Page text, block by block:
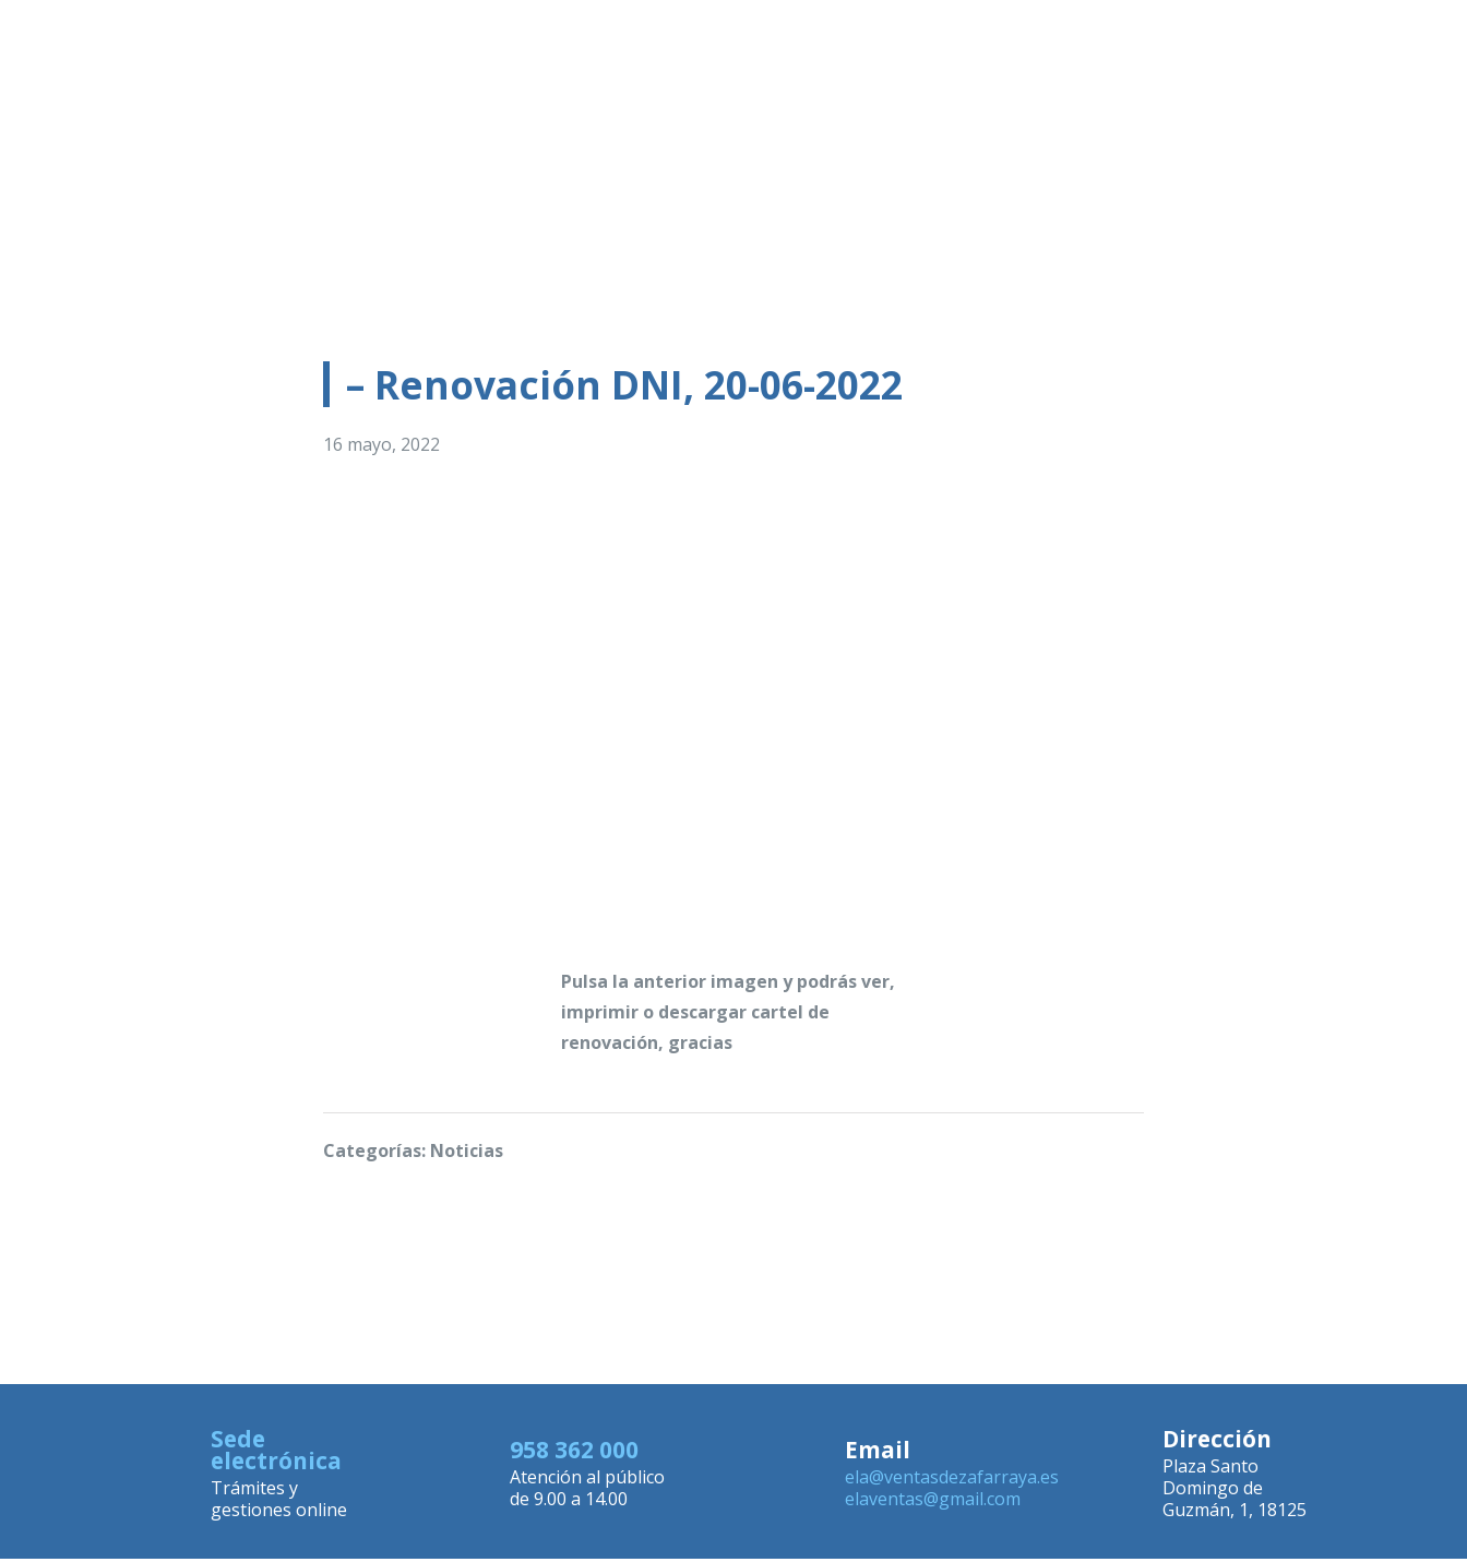
– Renovación DNI, 20-06-2022
16 mayo, 2022
Pulsa la anterior imagen y podrás ver,
imprimir o descargar cartel de
renovación, gracias
Categorías: Noticias
Sede
electrónica
Trámites y
gestiones online
958 362 000
Atención al público
de 9.00 a 14.00
Email
ela@ventasdezafarraya.es
elaventas@gmail.com
Dirección
Plaza Santo
Domingo de
Guzmán, 1, 18125